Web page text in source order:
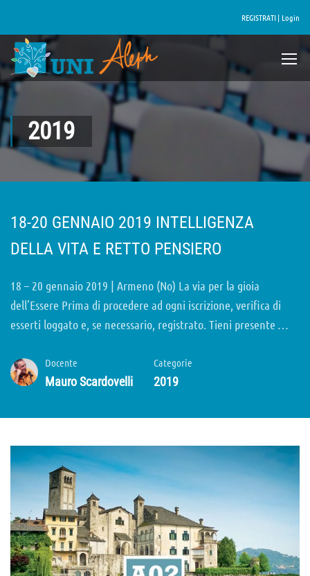
REGISTRATI | Login
2019
18-20 GENNAIO 2019 INTELLIGENZA
DELLA VITA E RETTO PENSIERO
18 – 20 gennaio 2019 | Armeno (No) La via per la gioia
dell’Essere Prima di procedere ad ogni iscrizione, verifica di
esserti loggato e, se necessario, registrato. Tieni presente …
Docente
Mauro Scardovelli
Categorie
2019